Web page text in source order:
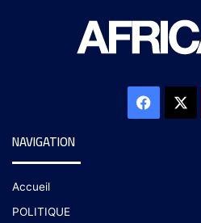
NAVIGATION
Accueil
POLITIQUE